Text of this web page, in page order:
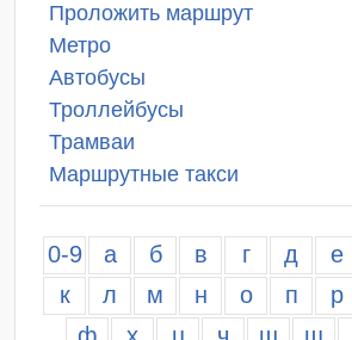
Проложить маршрут
Метро
Автобусы
Троллейбусы
Трамваи
Маршрутные такси
0-9 а б в г д е
к
л м н о п р